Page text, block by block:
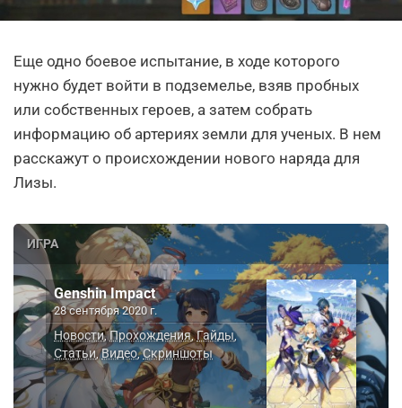
Еще одно боевое испытание, в ходе которого
нужно будет войти в подземелье, взяв пробных
или собственных героев, а затем собрать
информацию об артериях земли для ученых. В нем
расскажут о происхождении нового наряда для
Лизы.
ИГРА
Genshin Impact
28 сентября 2020 г.
Новости,Прохождения,Гайды,
Статьи,Видео,Скриншоты